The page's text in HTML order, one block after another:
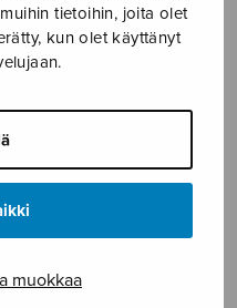
tietoihin, joita olet
kun olet käyttänyt
muokkaa